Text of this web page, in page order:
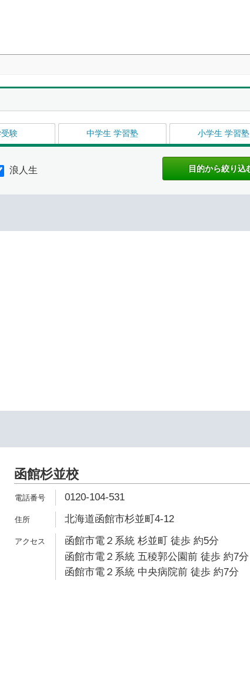
験 中学生 学習塾 小学生 学習塾
浪人生
函館杉並校
0120-104-531
北海道函館市杉並町4-12
函館市電２系統 杉並町 徒歩 約5分
函館市電２系統 五稜郭公園前 徒歩 約7分
函館市電２系統 中央病院前 徒歩 約7分